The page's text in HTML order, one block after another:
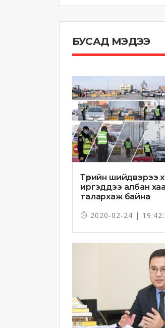
БУСАД МЭДЭЭ
Төрийн шийдвэрээ
иргэддээ албан
талархаж байна
2020-02-24 |